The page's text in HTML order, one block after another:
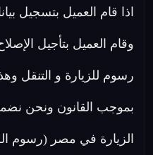
اذا قام العميل بتسجيل
وقام العميل بتأجيل
رسوم للزيارة و التنقل
بموجب القانون ونحن
الزيارة في مصر (رسوم